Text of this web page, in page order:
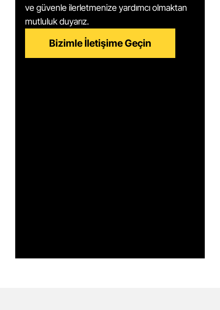
ve güvenle ilerletmenize yardımcı olmaktan
mutluluk duyarız.
Bizimle İletişime Geçin